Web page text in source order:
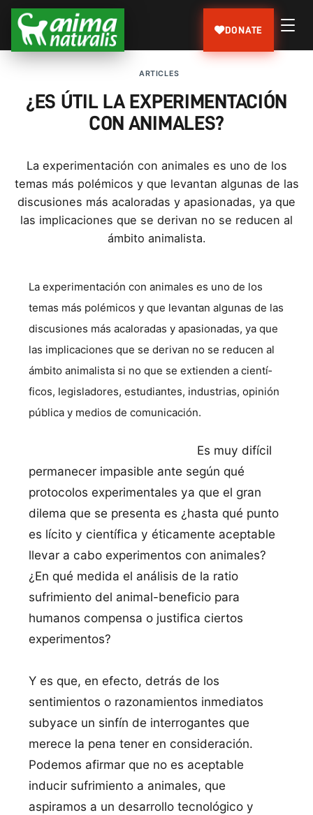
DONATE
ARTICLES
¿ES ÚTIL LA EXPERIMENTACIÓN
CON ANIMALES?
La experimentación con animales es uno de los
temas más polémicos y que levantan algunas de las
discusiones más acaloradas y apasionadas, ya que
las implicaciones que se derivan no se reducen al
ámbito animalista.
La experimentación con animales es uno de los
temas más polémicos y que levantan algunas de las
discusiones más acaloradas y apasionadas, ya que
las implicaciones que se derivan no se reducen al
ámbito animalista si no que se extienden a cientí­
ficos, legisladores, estudiantes, industrias, opinión
pública y medios de comunicación.
Es muy difí­cil
permanecer impasible ante según qué
protocolos experimentales ya que el gran
dilema que se presenta es ¿hasta qué punto
es lí­cito y cientí­fica y éticamente aceptable
llevar a cabo experimentos con animales?
¿En qué medida el análisis de la ratio
sufrimiento del animal-beneficio para
humanos compensa o justifica ciertos
experimentos?
Y es que, en efecto, detrás de los
sentimientos o razonamientos inmediatos
subyace un sinfí­n de interrogantes que
merece la pena tener en consideración.
Podemos afirmar que no es aceptable
inducir sufrimiento a animales, que
aspiramos a un desarrollo tecnológico y